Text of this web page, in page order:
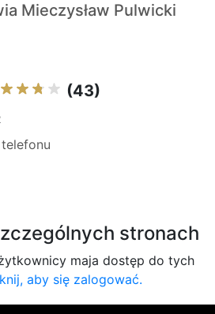
Mieczysław Pulwicki
(43)
stronach
maja dostęp do tych
aby się zalogować.